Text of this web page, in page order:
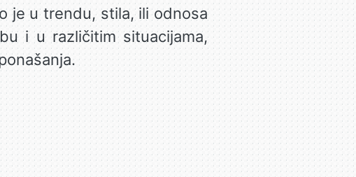
je u trendu, stila, ili odnosa
i u različitim situacijama,